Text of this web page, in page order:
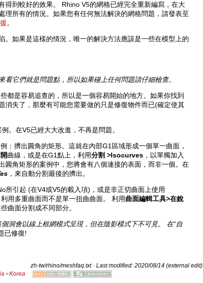
得到較好的效果。 Rhino V5的網格已經完全重新編寫，在大
理所有的情況。如果您有任何無法解決的網格問題，請發表至
。
如果是這樣的情況，唯一的解決方法應該是一些在模型上的
它們就是問題點，所以如果碰上任何問題請仔細檢查。
都是容易追查的，所以是一個容易開始的地方。如果你找到
消失了，那麼有可能您需要做的只是修復物件而已(確定使其
。在V5已經大大改進，不再是問題。
例：擠出圓角的矩形。這就在內部G1區域形成一個單一曲面，
曲線，或是在G1點上，利用分割 >Isocurves ，以單獨加入
圓角矩形的案例中，您將會有八個連接的表面，而非一個。在
，來自動分割最後的擠出。
所引起 (在V4或V5的載入項)，或是非正切曲面上使用
用多重曲面而不是單一扭曲曲面。 利用曲面編輯工具>在銳
曲面分割成不同部分。
洞會以線上框網模式呈現，但在陰影模式下不可見。 在“自
已修復!
zh-tw/rhino/meshfaq.txt· Last modified: 2020/08/14 (external edit)
• Korea